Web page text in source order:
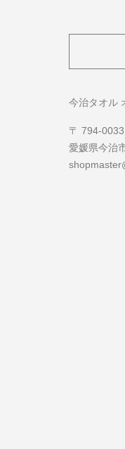
今治タオル
〒 794-0033
愛媛県今治